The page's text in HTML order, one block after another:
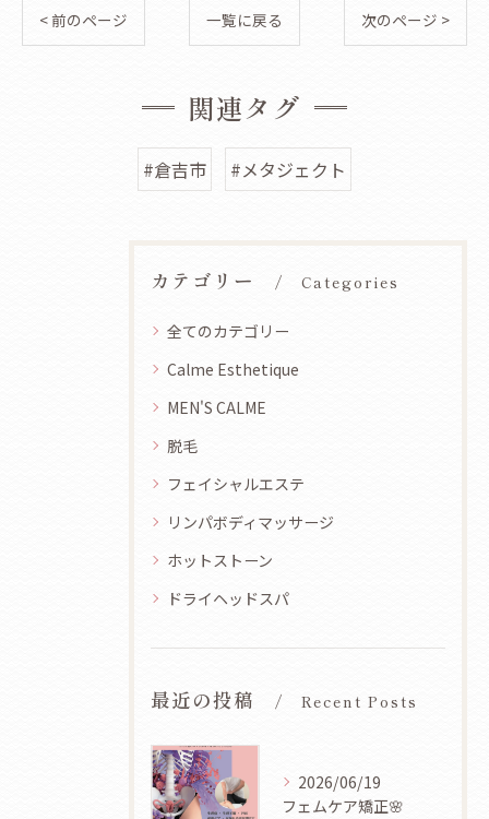
< 前のページ 一覧に戻る 次のページ >
関連タグ
#倉吉市 #メタジェクト
カテゴリー Categories
全てのカテゴリー
Calme Esthetique
MEN'S CALME
脱毛
フェイシャルエステ
リンパボディマッサージ
ホットストーン
ドライヘッドスパ
最近の投稿 Recent Posts
2026/06/19
フェムケア矯正🌸